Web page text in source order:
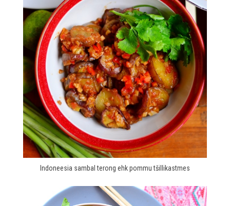
Indoneesia sambal terong ehk pommu tšillikastmes